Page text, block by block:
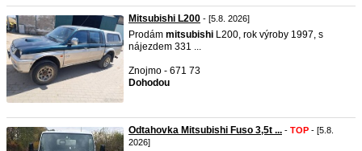
Mitsubishi L200 - [5.8. 2026]
Prodám mitsubishi L200, rok výroby 1997, s
nájezdem 331 ...
Znojmo - 671 73
Dohodou
Odtahovka Mitsubishi Fuso 3,5t ... - TOP - [5.8.
2026]